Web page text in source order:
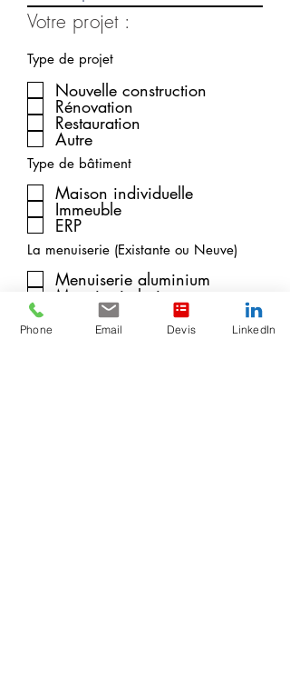
Votre projet :
Type de projet
Nouvelle construction
Rénovation
Restauration
Autre
Type de bâtiment
Maison individuelle
Immeuble
ERP
La menuiserie (Existante ou Neuve)
Menuiserie aluminium
Menuiserie bois
Menuiserie métallique
Phone Email Devis LinkedIn